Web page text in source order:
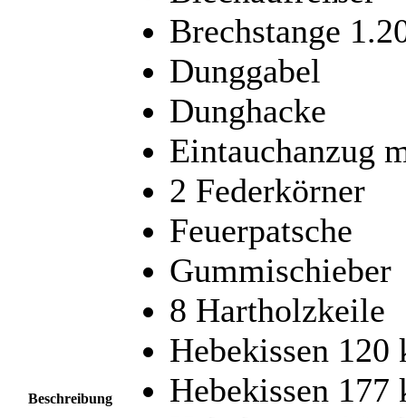
Beschreibung
Brechstange
Dunggabel
Dunghacke
Eintauchanzug
2 Federkörner
Feuerpatsche
Gummischieber
8 Hartholzkeile
Hebekissen
Hebekissen